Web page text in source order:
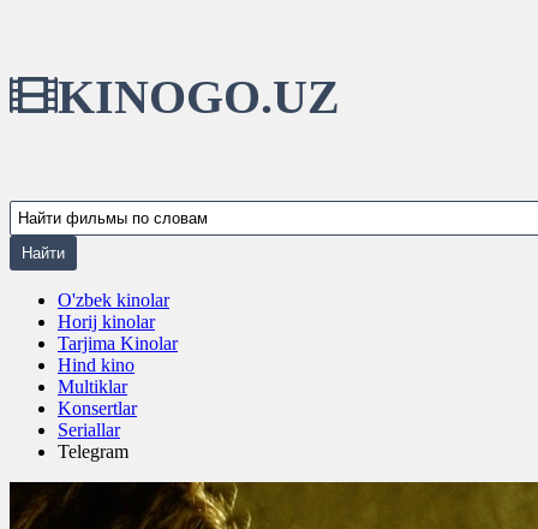
KINOGO.UZ
O'zbek kinolar
Horij kinolar
Tarjima Kinolar
Hind kino
Multiklar
Konsertlar
Seriallar
Telegram